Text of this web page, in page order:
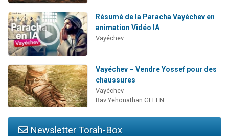
Résumé de la Paracha Vayéchev en
animation Vidéo IA
Vayéchev
Vayéchev – Vendre Yossef pour des
chaussures
Vayéchev
Rav Yehonathan GEFEN
Newsletter Torah-Box